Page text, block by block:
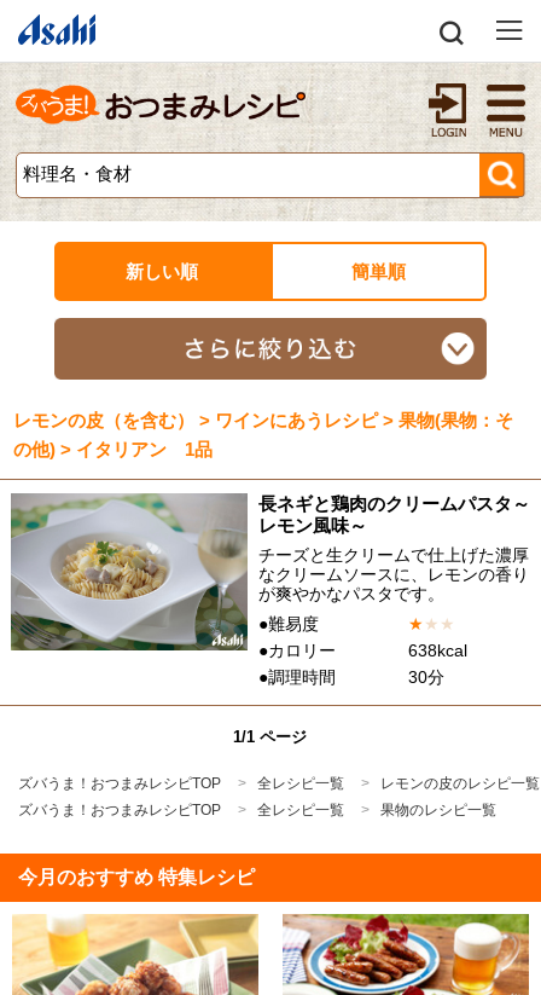
新しい順 簡単順
レモンの皮（を含む） > ワインにあうレシピ > 果物(果物：そ
の他) > イタリアン 1品
長ネギと鶏肉のクリームパスタ～
レモン風味～
チーズと生クリームで仕上げた濃厚
なクリームソースに、レモンの香り
が爽やかなパスタです。
●難易度
★★ ★
●カロリー
638kcal
●調理時間
30分
1/1 ページ
ズバうま！おつまみレシピTOP 全レシピ一覧
レモンの皮のレシピ一覧
ズバうま！おつまみレシピTOP
全レシピ一覧 果物のレシピ一覧
今月のおすすめ 特集レシピ